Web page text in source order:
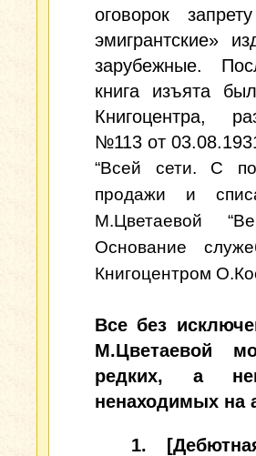
оговорок
эмигрантские»
зарубежные.
книга изъята
Книгоцентра,
№113 от
“Всей сети. С
продажи и
М.Цветаевой
Основание
Книгоцентром
Все без
М.Цветаевой
редких, а
ненаходимых на
1.